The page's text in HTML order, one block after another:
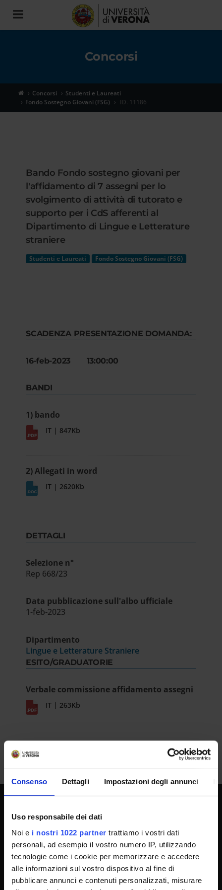
Consenso Dettagli Impostazioni degli annunci
Uso responsabile dei dati
Noi e i nostri 1022 partner trattiamo i vostri dati
personali, ad esempio il vostro numero IP, utilizzando
tecnologie come i cookie per memorizzare e accedere
alle informazioni sul vostro dispositivo al fine di
pubblicare annunci e contenuti personalizzati, misurare
Toggle
navigation
Concorsi
Concorsi
Studenti e Laureati
Fondo Sostegno Giovani (FSG)
ID. 11186
Bando Fondo sostegno giovani per
l'affidamento di 7 assegni per lo
svolgimento di attività di tutorato e
supporto per i CdS afferenti al
Dipartimento di Lingue e Letterature
straniere
Studenti e Laureati Fondo Sostegno Giovani (FSG)
SCADENZA PRESENTAZIONE DOMANDA:
16-feb-2023 13:00:00
BANDI
1) bando
IT | 847Kb
2) Allegati in word
IT | 2620Kb
DETTAGLI
Selezione n°
Rep 668/23
Data pubblicazione sull'albo ufficiale
1-feb-2023
Dipartimento
Lingue e Letterature Straniere
ESITO/GRADUATORIE
Verbale commissione affidamento assegni
IT | 263Kb
SPORTELLO ATENEO
Amministrazione trasparente
Albo Ufficiale
Concorsi